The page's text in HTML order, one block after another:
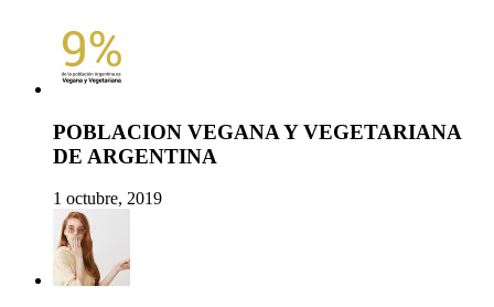
POBLACION VEGANA Y VEGETARIANA
DE ARGENTINA
1 octubre, 2019